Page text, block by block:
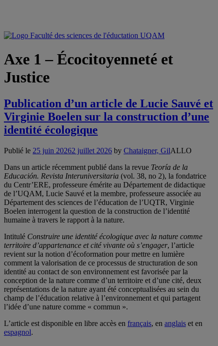
Axe 1 – Écocitoyenneté et
Justice
Publication d’un article de Lucie Sauvé et
Virginie Boelen sur la construction d’une
identité écologique
Publié le 25 juin 20262 juillet 2026 by Chataigner, GilALLO
Dans un article récemment publié dans la revue Teoría de la
Educación. Revista Interuniversitaria (vol. 38, no 2), la fondatrice
du Centr’ERE, professeure émérite au Département de didactique
de l’UQAM, Lucie Sauvé et la membre, professeure associée au
Département des sciences de l’éducation de l’UQTR, Virginie
Boelen interrogent la question de la construction de l’identité
humaine à travers le rapport à la nature.
Intitulé Construire une identité écologique avec la nature comme
territoire d’appartenance et cité vivante où s’engager, l’article
revient sur la notion d’écoformation pour mettre en lumière
comment la valorisation de ce processus de structuration de son
identité au contact de son environnement est favorisée par la
conception de la nature comme d’un territoire et d’une cité, deux
représentations de la nature ayant été conceptualisées au sein du
champ de l’éducation relative à l’environnement et qui partagent
l’idée d’une nature comme « commun ».
L’article est disponible en libre accès en français, en anglais et en
espagnol.